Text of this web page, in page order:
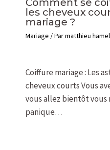
Comment se
les cheveux
mariage ?
Mariage / Parmatthieu hamel
Coiffure mariage : Les
cheveux courts Vous
vous allez bientôt vous
panique…